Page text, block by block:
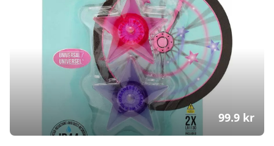
99.9 kr